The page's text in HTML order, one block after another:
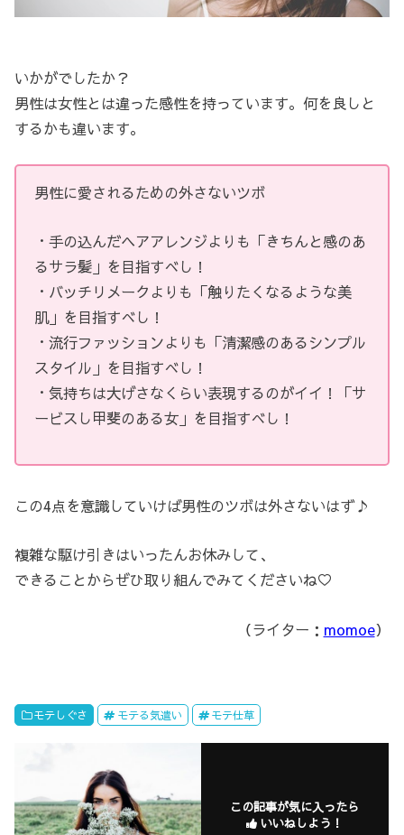
いかがでしたか？
男性は女性とは違った感性を持っています。何を良しと
するかも違います。
男性に愛されるための外さないツボ
・手の込んだヘアアレンジよりも「きちんと感のあ
るサラ髪」を目指すべし！
・バッチリメークよりも「触りたくなるような美
肌」を目指すべし！
・流行ファッションよりも「清潔感のあるシンプル
スタイル」を目指すべし！
・気持ちは大げさなくらい表現するのがイイ！「サ
ービスし甲斐のある女」を目指すべし！
この4点を意識していけば男性のツボは外さないはず♪
複雑な駆け引きはいったんお休みして、
できることからぜひ取り組んでみてくださいね♡
（ライター： momoe）
モテしぐさ モテる気遣い モテ仕草
この記事が気に入ったら
いいねしよう！